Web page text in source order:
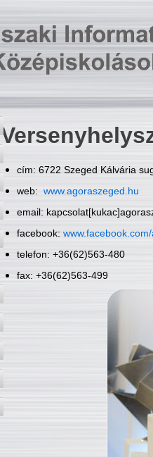
cím: 6722 Szeged Kálvária
web: www.agoraszeged.hu
email:
facebook:
telefon: +36(62)563-480
fax: +36(62)563-499